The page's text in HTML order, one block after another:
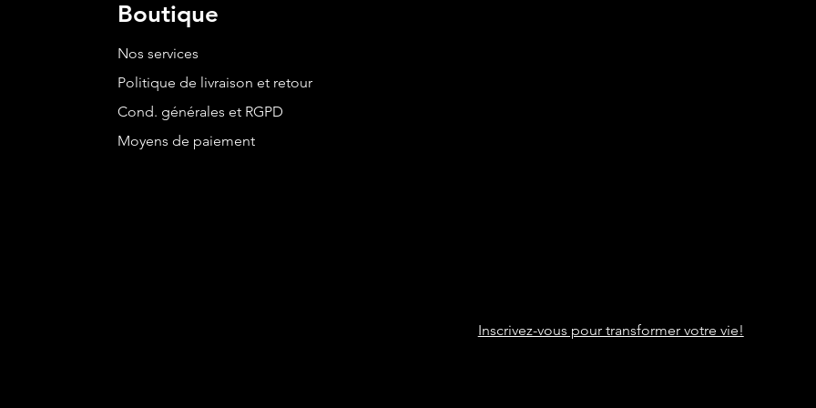
Boutique
Nos services
Politique de livraison et retour
Cond. générales et RGPD
Moyens de paiement
Inscrivez-vous pour transformer votre vie!